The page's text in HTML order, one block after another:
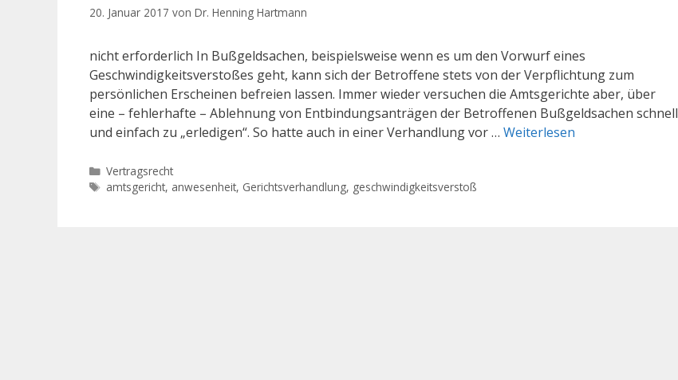
20. Januar 2017 von Dr. Henning Hartmann
nicht erforderlich In Bußgeldsachen, beispielsweise wenn es um den Vorwurf eines
Geschwindigkeitsverstoßes geht, kann sich der Betroffene stets von der Verpflichtung zum
persönlichen Erscheinen befreien lassen. Immer wieder versuchen die Amtsgerichte aber, über
eine – fehlerhafte – Ablehnung von Entbindungsanträgen der Betroffenen Bußgeldsachen schnell
und einfach zu „erledigen“. So hatte auch in einer Verhandlung vor … Weiterlesen
Kategorien
Vertragsrecht
Schlagwörter
amtsgericht, anwesenheit, Gerichtsverhandlung, geschwindigkeitsverstoß